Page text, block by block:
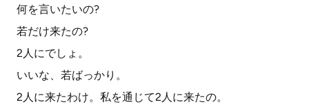
何を言いたいの?
若だけ来たの?
2人にでしょ。
いいな、若ばっかり。
2人に来たわけ。私を通じて2人に来たの。